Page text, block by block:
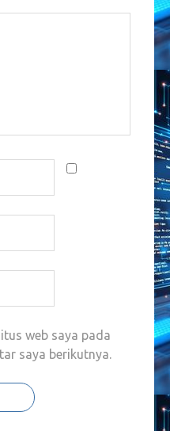
web saya pada
saya berikutnya.